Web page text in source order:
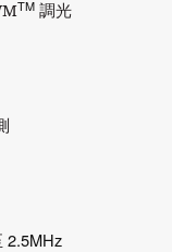
TM 調光
2.5MHz